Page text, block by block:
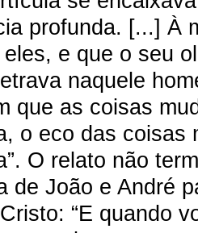
profunda. [...] À
e que o seu
naquele
que as coisas
o eco das coisas
O relato não
de João e André
“E quando